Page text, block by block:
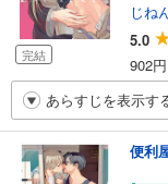
完結
じね
5.0
902
あらすじを表示す
便利